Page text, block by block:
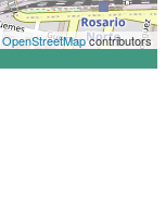
OpenStreetMapcontributors